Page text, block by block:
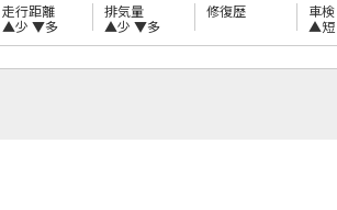
走行距離
▲少 ▼多
排気量
▲少 ▼多
修復歴
車検
▲短